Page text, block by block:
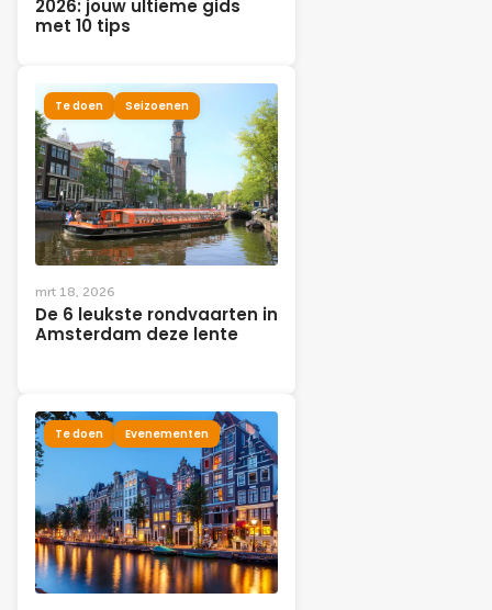
2026: jouw ultieme gids
met 10 tips
Te doen Seizoenen
mrt 18, 2026
De 6 leukste rondvaarten in
Amsterdam deze lente
Te doen Evenementen